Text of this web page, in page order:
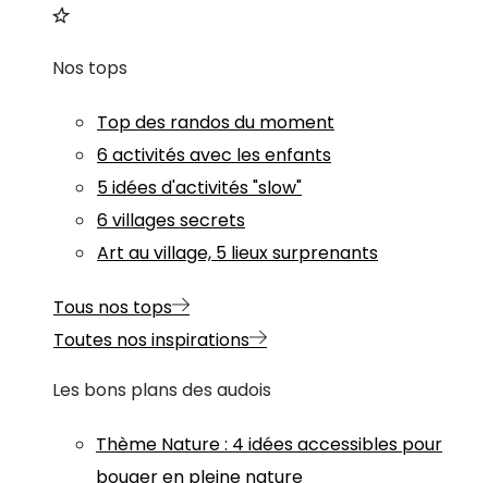
Nos tops
Top des randos du moment
6 activités avec les enfants
5 idées d'activités "slow"
6 villages secrets
Art au village, 5 lieux surprenants
Tous nos tops
Toutes nos inspirations
Les bons plans des audois
Thème Nature: 4 idées accessibles pour
bouger en pleine nature